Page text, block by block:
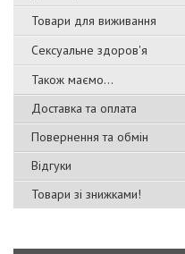
Товари для виживання
Сексуальне здоров'я
Також маємо...
Доставка та оплата
Повернення та обмін
Відгуки
Товари зі знижками!